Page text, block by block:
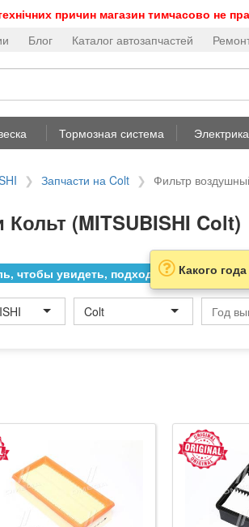
причин магазин тимчасово не
Блог Каталог автозапчастей
Тормозная система Электрика
Запчасти на Colt Фильтр
(MITSUBISHI Colt)
чтобы увидеть, подходит ли товар к
Colt
Какого